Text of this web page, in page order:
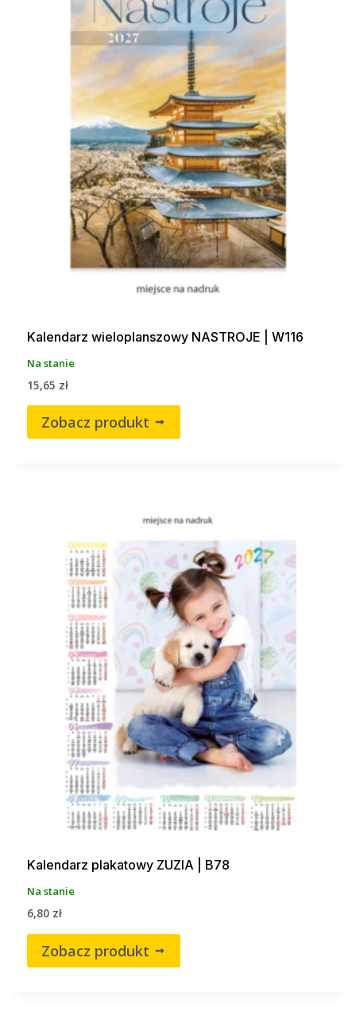
Kalendarz wieloplanszowy NASTROJE | W116
Na stanie
15,65 zł
Zobacz produkt
Kalendarz plakatowy ZUZIA | B78
Na stanie
6,80 zł
Zobacz produkt